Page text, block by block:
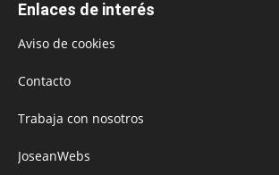
Enlaces de interés
Aviso de cookies
Contacto
Trabaja con nosotros
JoseanWebs